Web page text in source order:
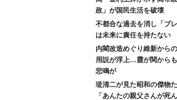
政」が国民生活を破壊
不都合な過去を消し「ブ
は未来に責任を持たない
内閣改造めぐり維新から
用説が浮上…霞が関から
悲鳴が
堤清二が見た昭和の傑物
「あんたの親父さんが死